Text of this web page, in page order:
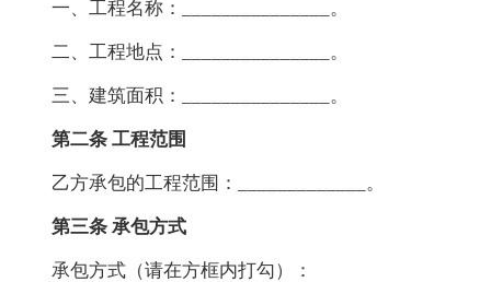
一、工程名称：_______________。
二、工程地点：_______________。
三、建筑面积：_______________。
第二条 工程范围
乙方承包的工程范围：_____________。
第三条 承包方式
承包方式（请在方框内打勾）：